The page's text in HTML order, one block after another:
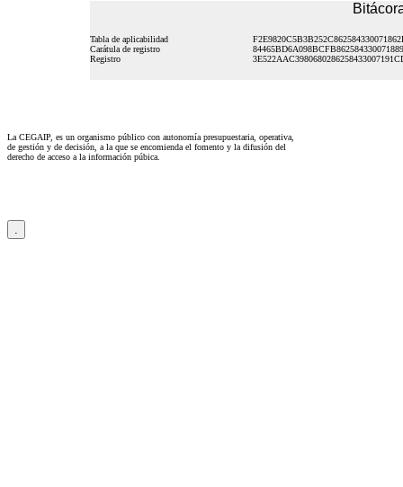
Tabla de aplicabilidad
Carátula de registro
Registro
La CEGAIP, es un organismo público con autonomía presupuestaria, operativa,
de gestión y de decisión, a la que se encomienda el fomento y la difusión del
derecho de acceso a la información púbica.